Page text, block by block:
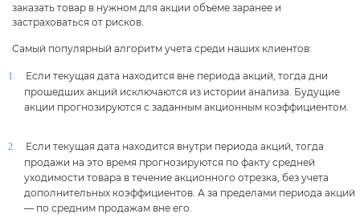
заказать товар в нужном для акции объеме заранее и
застраховаться от рисков.
Самый популярный алгоритм учета среди наших клиентов:
Если текущая дата находится вне периода акций, тогда дни
прошедших акций исключаются из истории анализа. Будущие
акции прогнозируются с заданным акционным коэффициентом.
Если текущая дата находится внутри периода акций, тогда
продажи на это время прогнозируются по факту средней
уходимости товара в течение акционного отрезка, без учета
дополнительных коэффициентов. А за пределами периода акций
— по средним продажам вне его.